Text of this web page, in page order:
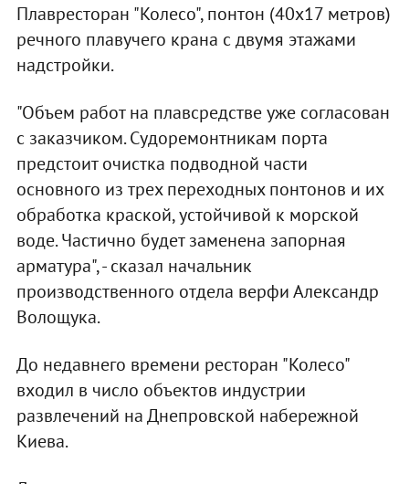
Плавресторан "Колесо", понтон (40х17 метров)
речного плавучего крана с двумя этажами
надстройки.
"Объем работ на плавсредстве уже согласован
с заказчиком. Судоремонтникам порта
предстоит очистка подводной части
основного из трех переходных понтонов и их
обработка краской, устойчивой к морской
воде. Частично будет заменена запорная
арматура", - сказал начальник
производственного отдела верфи Александр
Волощука.
До недавнего времени ресторан "Колесо"
входил в число объектов индустрии
развлечений на Днепровской набережной
Киева.